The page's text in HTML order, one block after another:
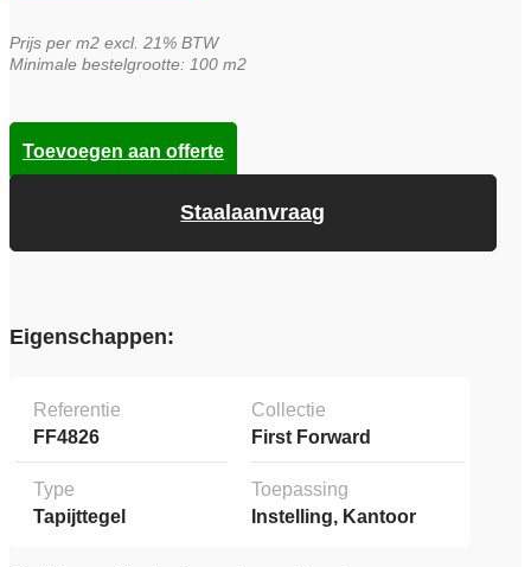
Prijs per m2 excl. 21% BTW
Minimale bestelgrootte: 100 m2
Staalaanvraag
Toevoegen aan offerte
Eigenschappen:
Referentie
FF4826
Collectie
First Forward
Type
Tapijttegel
Toepassing
Instelling, Kantoor